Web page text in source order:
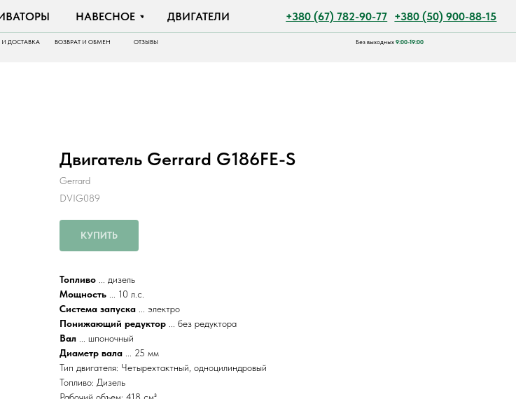
+380 (67) 782-90-77 +380 (50) 900-88-15
НАВЕСНОЕ ДВИГАТЕЛИ
Двигатель Gerrard G186FE-S
Gerrard
DVIG089
КУПИТЬ
Топливо ... дизель
Мощность ... 10 л.с.
Система запуска ... электро
Понижающий редуктор ... без редуктора
Вал ... шпоночный
Диаметр вала ... 25 мм
Тип двигателя: Четырехтактный, одноцилиндровый
Топливо: Дизель